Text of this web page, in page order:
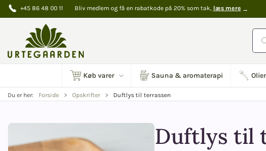
+45 86 48 00 11 Bliv medlem og få en rabatkode på 20% som tak, læs mere
Køb varer Sauna & aromaterapi
Du er her: Forside Opskrifter Duftlys til terrassen
Duftlys til